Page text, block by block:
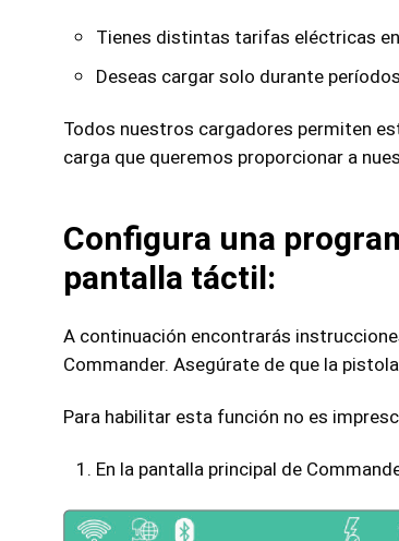
Tienes distintas tarifas eléctricas
Deseas cargar solo durante
Todos nuestros cargadores permiten
carga que queremos proporcionar a
Configura una
pantalla táctil:
A continuación encontrarás
Commander. Asegúrate de que la
Para habilitar esta función no es
En la pantalla principal de